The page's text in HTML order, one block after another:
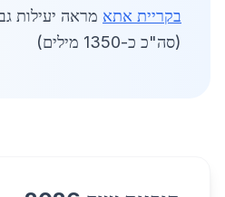
בקריית אתא מראה יעילות
(סה"כ כ-1350 מילים)